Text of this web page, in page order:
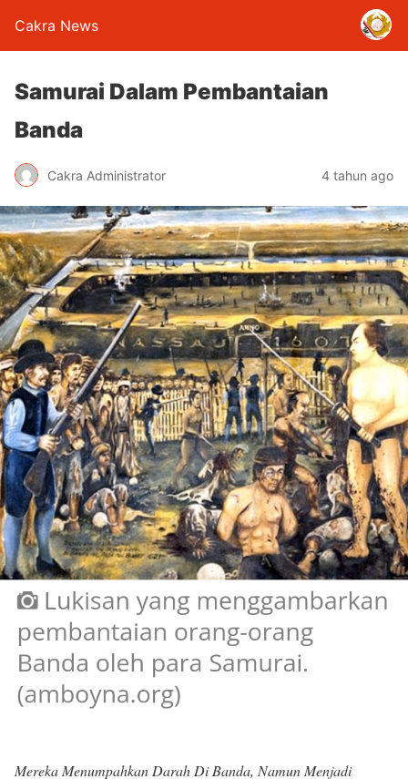
Cakra News
Samurai Dalam Pembantaian
Banda
Cakra Administrator 4 tahun ago
Mereka Menumpahkan Darah Di Banda, Namun Menjadi